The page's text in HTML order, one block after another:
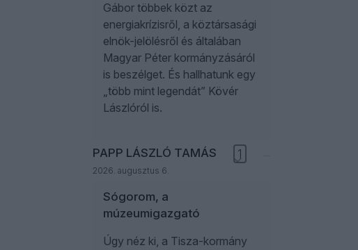
Gábor többek közt az
energiakrízisről, a köztársasági
elnök-jelölésről és általában
Magyar Péter kormányzásáról
is beszélget. És hallhatunk egy
„több mint legendát” Kövér
Lászlóról is.
PAPP LÁSZLÓ TAMÁS
2026. augusztus 6.
1
Sógorom, a
múzeumigazgató
Úgy néz ki, a Tisza-kormány